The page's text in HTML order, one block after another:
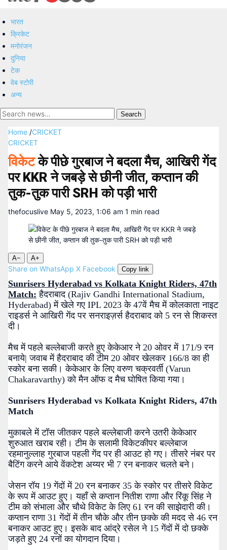
भारत
क्रिकेट
मनोरंजन
दुनिया
टेक
वेब स्टोरी
अन्य
Search
Home /CRICKET
CRICKET
विकेटके पीछे गुरबाज ने बदला मैच, आखिरी गेंद
पर KKR ने जबड़े से छीनी जीत, कप्तान की
तुक-तुक पारी SRH को पड़ी भारी
thefocuslive May 5, 2023, 1:06 am 1 min read
A− A+
Share on WhatsApp X Facebook Copy link
Sunrisers Hyderabad vs Kolkata Knight Riders, 47th
Match: हैदराबाद (Rajiv Gandhi International Stadium,
Hyderabad) में खेले गए IPL 2023 के 47वें मैच में कोलकाता नाइट
राइडर्स ने आखिरी गेंद पर सनराइज़र्स हैदराबाद को 5 रन से शिकस्त
दी।
मैच में पहले बल्लेबाजी करते हुए केकेआर ने 20 ओवर में 171/9 रन
बनाये| जवाब में हैदराबाद की टीम 20 ओवर खेलकर 166/8 का ही
स्कोर बना सकी। केकेआर के लिए वरुण चक्रवर्ती (Varun
Chakaravarthy) को मैन ऑफ द मैच घोषित किया गया।
Sunrisers Hyderabad vs Kolkata Knight Riders, 47th
Match
मुकाबले में टॉस जीतकर पहले बल्लेबाजी करने उतरी केकेआर
शुरुआत खराब रही। टीम के सलामी विकेटकीपर बल्लेबाज
रहमानुल्लाह गुरबाज पहली गेंद पर ही आउट हो गए। तीसरे नंबर पर
बैटिंग करने आये वेंकटेश अय्यर भी 7 रन बनाकर चलते बने।
जेसन रॉय 19 गेंदों में 20 रन बनाकर 35 के स्कोर पर तीसरे विकेट
के रूप में आउट हुए। यहाँ से कप्तान नितीश राणा और रिंकू सिंह ने
टीम को संभाला और चौथे विकेट के लिए 61 रन की साझेदारी की।
कप्तान राणा 31 गेंदों में तीन चौके और तीन छक्के की मदद से 46 रन
बनाकर आउट हुए। इसके बाद आंद्रे रसेल ने 15 गेंदों में दो छक्के
जड़ते हुए 24 रनों का योगदान दिया।